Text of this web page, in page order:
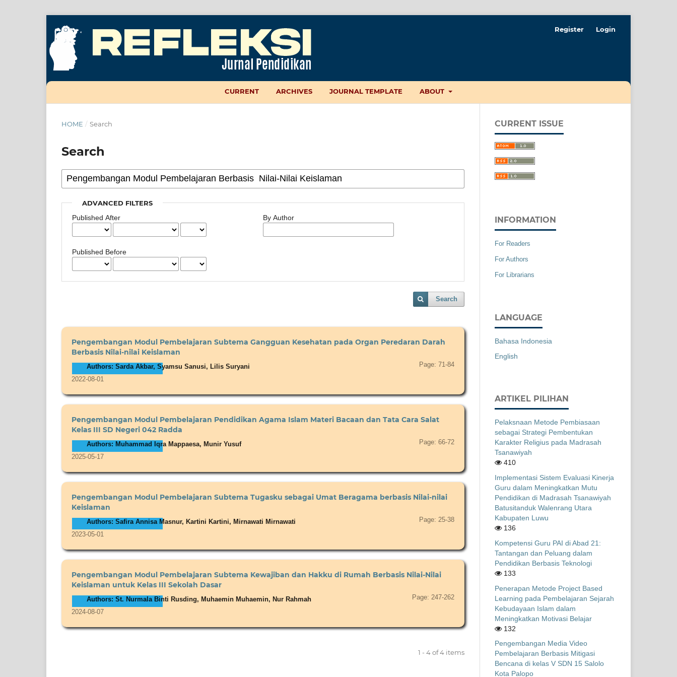
CURRENT ARCHIVES JOURNAL TEMPLATE ABOUT
Register Login
HOME / Search
Search
ADVANCED FILTERS
Published After
Published Before
By Author
Search
Pengembangan Modul Pembelajaran Subtema Gangguan Kesehatan pada Organ Peredaran Darah
Berbasis Nilai-nilai Keislaman
Authors: Sarda Akbar, Syamsu Sanusi, Lilis Suryani
Page: 71-84
2022-08-01
Pengembangan Modul Pembelajaran Pendidikan Agama Islam Materi Bacaan dan Tata Cara Salat
Kelas III SD Negeri 042 Radda
Authors: Muhammad Iqra Mappaesa, Munir Yusuf
Page: 66-72
2025-05-17
Pengembangan Modul Pembelajaran Subtema Tugasku sebagai Umat Beragama berbasis Nilai-nilai
Keislaman
Authors: Safira Annisa Masnur, Kartini Kartini, Mirnawati Mirnawati
Page: 25-38
2023-05-01
Pengembangan Modul Pembelajaran Subtema Kewajiban dan Hakku di Rumah Berbasis Nilai-Nilai
Keislaman untuk Kelas III Sekolah Dasar
Authors: St. Nurmala Binti Rusding, Muhaemin Muhaemin, Nur Rahmah
Page: 247-262
2024-08-07
1 - 4 of 4 items
CURRENT ISSUE
INFORMATION
For Readers
For Authors
For Librarians
LANGUAGE
Bahasa Indonesia
English
ARTIKEL PILIHAN
Pelaksnaan Metode Pembiasaan
sebagai Strategi Pembentukan
Karakter Religius pada Madrasah
Tsanawiyah
410
Implementasi Sistem Evaluasi Kinerja
Guru dalam Meningkatkan Mutu
Pendidikan di Madrasah Tsanawiyah
Batusitanduk Walenrang Utara
Kabupaten Luwu
136
Kompetensi Guru PAI di Abad 21:
Tantangan dan Peluang dalam
Pendidikan Berbasis Teknologi
133
Penerapan Metode Project Based
Learning pada Pembelajaran Sejarah
Kebudayaan Islam dalam
Meningkatkan Motivasi Belajar
132
Pengembangan Media Video
Pembelajaran Berbasis Mitigasi
Bencana di kelas V SDN 15 Salolo
Kota Palopo